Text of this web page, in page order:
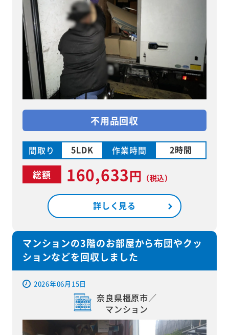
不用品回収
間取り 5LDK 作業時間 2時間
総額 160,633円 （税込）
詳しく見る
マンションの3階のお部屋から布団やクッ
ションなどを回収しました
2026年06月15日
奈良県橿原市／
マンション